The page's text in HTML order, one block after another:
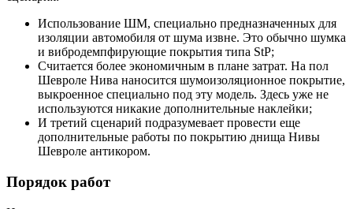
Использование ШМ, специально предназначенных для
изоляции автомобиля от шума извне. Это обычно шумка
и вибродемпфирующие покрытия типа StP;
Считается более экономичным в плане затрат. На пол
Шевроле Нива наносится шумоизоляционное покрытие,
выкроенное специально под эту модель. Здесь уже не
используются никакие дополнительные наклейки;
И третий сценарий подразумевает провести еще
дополнительные работы по покрытию днища Нивы
Шевроле антикором.
Порядок работ